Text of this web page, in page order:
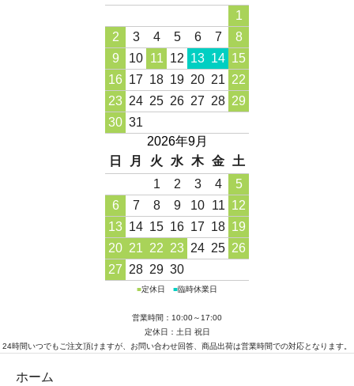
1
2
3 4 5 6 7
8
9
10 11 12 13 14 15
16 17 18 19 20 21 22
23 24 25 26 27 28 29
30 31
2026年9月
日
月 火 水 木 金
土
1
2 3 4
5
6
7 8 9 10 11 12
13 14 15 16 17 18 19
20 21 22 23 24 25 26
27 28 29 30
■定休日 ■臨時休業日
営業時間：10:00～17:00
定休日：土日 祝日
24時間いつでもご注文頂けますが、お問い合わせ回答、商品出荷は営業時間での対応となります。
ホーム